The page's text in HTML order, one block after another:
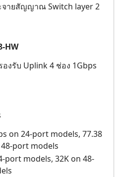
ายสัญญาณ Switch layer 2
HW
องรับ Uplink 4 ช่อง 1Gbps
on 24-port models, 77.38
port models
port models, 32K on 48-